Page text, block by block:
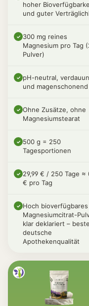
hoher
und guter
✓ 300 mg reines
Magnesium pro Tag
Pulver)
✓ pH-neutral,
und magenschonend
✓ Ohne Zusätze, ohne
Magnesiumstearat
✓ 500 g = 250
Tagesportionen
✓ 29,99 € / 250 Tage ≈
€ pro Tag
✓ Hoch bioverfügbares
Magnesiumcitrat-
klar deklariert – beste
deutsche
Apothekenqualität